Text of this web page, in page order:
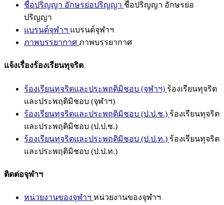
ชื่อปริญญา อักษรย่อปริญญา ชื่อปริญญา อักษรย่อ
ปริญญา
แบรนด์จุฬาฯ แบรนด์จุฬาฯ
ภาพบรรยากาศ ภาพบรรยากาศ
แจ้งเรื่องร้องเรียนทุจริต
ร้องเรียนทุจริตและประพฤติมิชอบ (จุฬาฯ) ร้องเรียนทุจริต
และประพฤติมิชอบ (จุฬาฯ)
ร้องเรียนทุจริตและประพฤติมิชอบ (ป.ป.ช.) ร้องเรียนทุจริต
และประพฤติมิชอบ (ป.ป.ช.)
ร้องเรียนทุจริตและประพฤติมิชอบ (ป.ป.ท.) ร้องเรียนทุจริต
และประพฤติมิชอบ (ป.ป.ท.)
ติดต่อจุฬาฯ
หน่วยงานของจุฬาฯ หน่วยงานของจุฬาฯ